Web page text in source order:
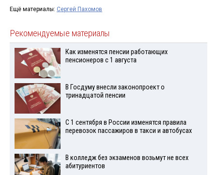
Ещё материалы: Сергей Пахомов
Рекомендуемые материалы
Как изменятся пенсии работающих
пенсионеров с 1 августа
В Госдуму внесли законопроект о
тринадцатой пенсии
С 1 сентября в России изменятся правила
перевозок пассажиров в такси и автобусах
В колледж без экзаменов возьмут не всех
абитуриентов